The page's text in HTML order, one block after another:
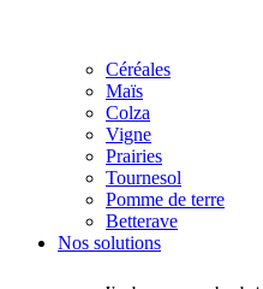
Céréales
Maïs
Colza
Vigne
Prairies
Tournesol
Pomme de terre
Betterave
Nos solutions